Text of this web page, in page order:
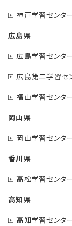
神戸学習センタ
広島県
広島学習センタ
広島第二学習セ
福山学習センタ
岡山県
岡山学習センタ
香川県
高松学習センタ
高知県
高知学習センタ